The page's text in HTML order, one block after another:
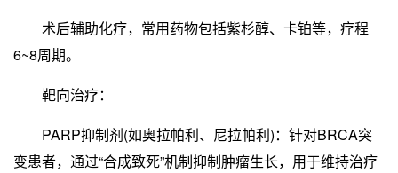
术后辅助化疗，常用药物包括紫杉醇、卡铂等，疗程
6~8周期。
靶向治疗：
PARP抑制剂(如奥拉帕利、尼拉帕利)：针对BRCA突
变患者，通过“合成致死”机制抑制肿瘤生长，用于维持治疗